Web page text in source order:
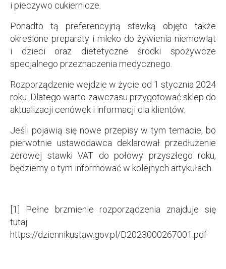
i pieczywo cukiernicze.
Ponadto tą preferencyjną stawką objęto także
określone preparaty i mleko do żywienia niemowląt
i dzieci oraz dietetyczne środki spożywcze
specjalnego przeznaczenia medycznego.
Rozporządzenie wejdzie w życie od 1 stycznia 2024
roku. Dlatego warto zawczasu przygotować sklep do
aktualizacji cenówek i informacji dla klientów.
Jeśli pojawią się nowe przepisy w tym temacie, bo
pierwotnie ustawodawca deklarował przedłużenie
zerowej stawki VAT do połowy przyszłego roku,
będziemy o tym informować w kolejnych artykułach.
[1] Pełne brzmienie rozporządzenia znajduje się
tutaj:
https://dziennikustaw.gov.pl/D2023000267001.pdf